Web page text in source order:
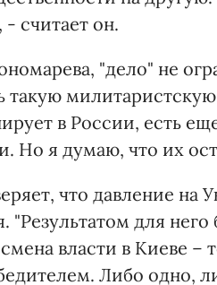
- считает он.
"дело" не
такую
в России, есть
Но я думаю, что их
что давление
"Результатом для
власти в Киеве –
Либо одно,